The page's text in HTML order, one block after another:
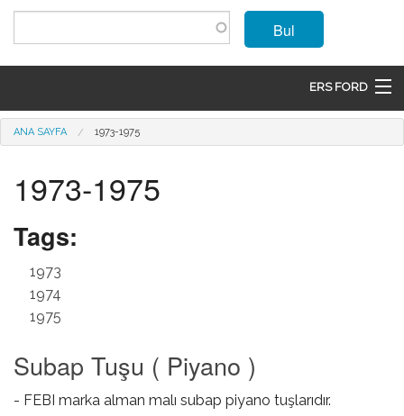
Ana içeriğe atla
Bul
ERS FORD
ANASAYFA
MODELLER
ÜRÜNLER
ÜYE OL
GIRIŞ
SEPET
Buradasınız
ANA SAYFA 1973-1975
1973-1975
Tags:
1973
1974
1975
Subap Tuşu ( Piyano )
- FEBI marka alman malı subap piyano tuşlarıdır.